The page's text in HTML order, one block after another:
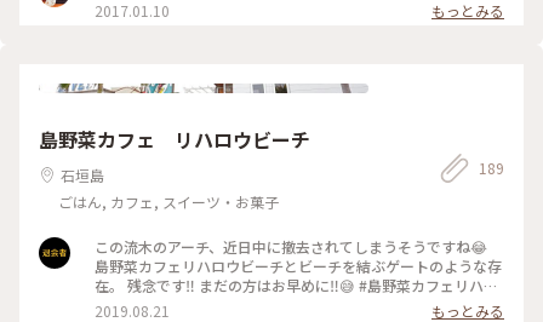
2017.01.10 もっとみる
島野菜カフェ リハロウビーチ
石垣島
ごはん, カフェ, スイーツ・お菓子
189
この流木のアーチ、近日中に撤去されてしまうそうですね😂
島野菜カフェリハロウビーチとビーチを結ぶゲートのような存
在。 残念です‼️ まだの方はお早めに‼️😅 #島野菜カフェリハロ
ウビーチ #流木のアーチ #撤去 #石垣島 #リハロウビーチ
2019.08.21
もっとみる